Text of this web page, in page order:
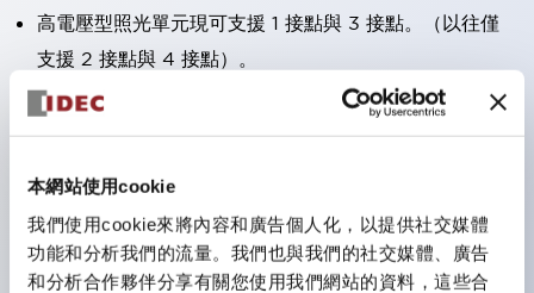
本網站使用cookie
我們使用cookie來將內容和廣告個人化，以提供社交媒體
功能和分析我們的流量。我們也與我們的社交媒體、廣告
和分析合作夥伴分享有關您使用我們網站的資料，這些合
高電壓型照光單元現可支援 1 接點與 3 接點。（以往僅
支援 2 接點與 4 接點）。
採用一體成型端子蓋，具備極高安全性的手指保護結構。
接點部採用自清潔滾動接觸方式，維持穩定導通性能。
鈕開關為 IP40）。
雙按鈕開關，可將兩個獨立動作的按鈕以及一個指示燈這
三種功能集結於一顆開關。